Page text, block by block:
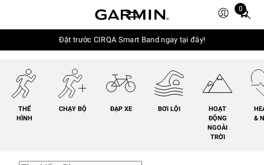
0
Total
cart:
Đặt trước CIRQA Smart Band ngay tại đây!
THỂ
HÌNH
CHẠY BỘ ĐẠP XE BƠI LỘI
HOẠT
ĐỘNG
NGOÀI
TRỜI
&